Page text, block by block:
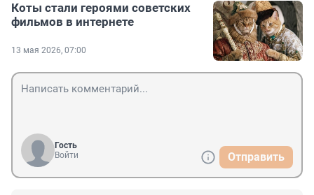
Коты стали героями советских
фильмов в интернете
13 мая 2026, 07:00
Гость
Войти
Отправить